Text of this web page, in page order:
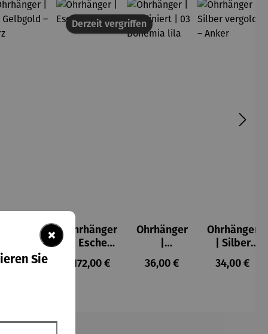
Regulärer Preis:
139,00 €
Derzeit vergriffen
Ohrhänger
| Escher
Kugel
Regulärer Preis:
172,00 €
Ohrhänger
Rhodinier
t | 03
Regulärer Preis:
36,00 €
Ohrhänger
| Silber
vergoldet
– Anker
Regulärer
34,00 €
×
Sie